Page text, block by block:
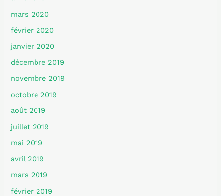
mars 2020
février 2020
janvier 2020
décembre 2019
novembre 2019
octobre 2019
août 2019
juillet 2019
mai 2019
avril 2019
mars 2019
février 2019